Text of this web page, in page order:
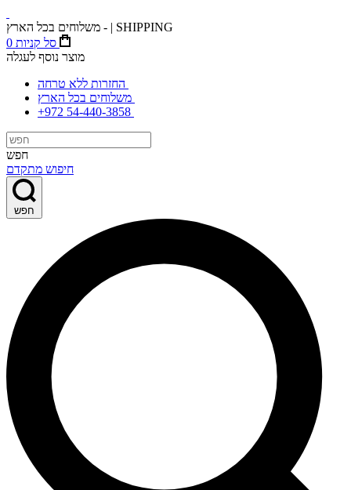
משלוחים בכל הארץ - | SHIPPING
0 סל קניות
מוצר נוסף לעגלה
+972 54-440-3858
חפש
חיפוש מתקדם
חפש